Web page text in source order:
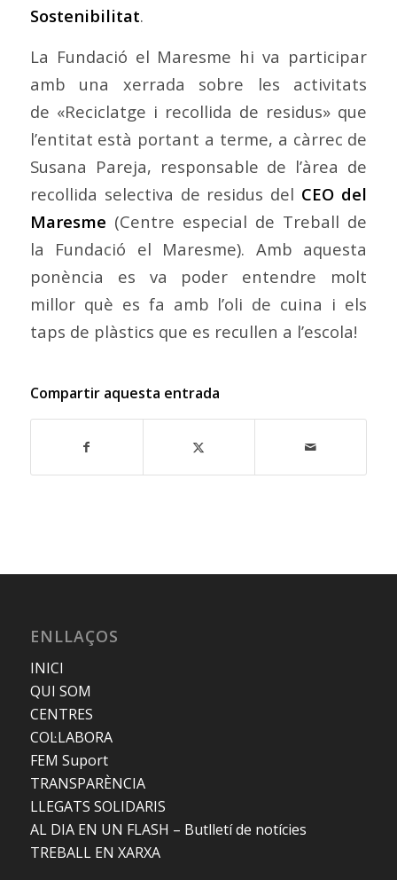
Sostenibilitat.
La Fundació el Maresme hi va participar
amb una xerrada sobre les activitats
de «Reciclatge i recollida de residus» que
l’entitat està portant a terme, a càrrec de
Susana Pareja, responsable de l’àrea de
recollida selectiva de residus del CEO del
Maresme (Centre especial de Treball de
la Fundació el Maresme). Amb aquesta
ponència es va poder entendre molt
millor què es fa amb l’oli de cuina i els
taps de plàstics que es recullen a l’escola!
Compartir aquesta entrada
ENLLAÇOS
INICI
QUI SOM
CENTRES
COL·LABORA
FEM Suport
TRANSPARÈNCIA
LLEGATS SOLIDARIS
AL DIA EN UN FLASH – Butlletí de notícies
TREBALL EN XARXA